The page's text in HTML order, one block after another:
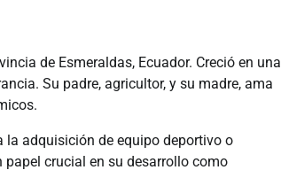
de Esmeraldas, Ecuador. Creció en una
Su padre, agricultor, y su madre, ama
adquisición de equipo deportivo o
crucial en su desarrollo como